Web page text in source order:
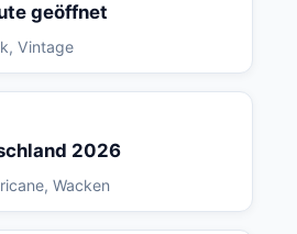
geöffnet
Vintage
2026
Wacken